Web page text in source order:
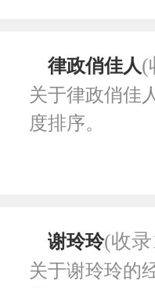
律政俏佳人(
关于律政俏佳
度排序。
谢玲玲(收
关于谢玲玲的